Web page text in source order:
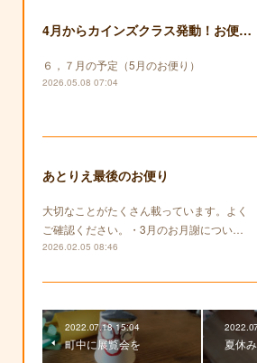
4月からカインズクラス発動！お便りも復活します！
６，７月の予定（5月のお便り）
2026.05.08 07:04
あとりえ最後のお便り
大切なことがたくさん載っています。よく
ご確認ください。・3月のお月謝につい…
2026.02.05 08:46
2022.07.18 15:04
町中に展覧会を 夏休